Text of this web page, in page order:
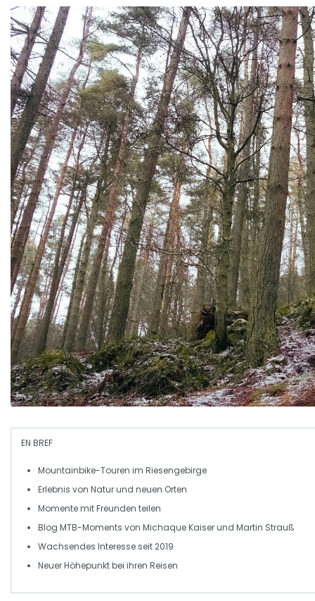
EN BREF
Mountainbike-Touren im Riesengebirge
Erlebnis von Naturund neuen Orten
Momente mitFreunden teilen
Blog MTB-Moments von Michaque Kaiser und Martin Strauß
Wachsendes Interesse seit 2019
NeuerHöhepunktbei ihren Reisen